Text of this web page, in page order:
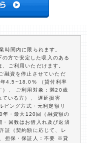
時間内に限られます。
方で安定した収入のある
ご利用いただけます。
融資を停止させていただ
年4.5~18.0% （貸付利率
）、 ご利用対象：満20歳
いる方）、 遅延損害
ビング方式・元利定額リ
年・最大120回（融資額の
・回数はお借入れ及び返済
証（契約額に応じて、レ
担保・保証人：不要 ※貸